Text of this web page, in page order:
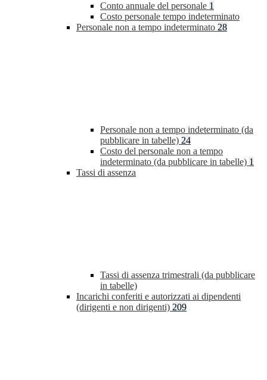
Conto annuale del personale 1
Costo personale tempo indeterminato
Personale non a tempo indeterminato 28
Personale non a tempo indeterminato (da
pubblicare in tabelle) 24
Costo del personale non a tempo
indeterminato (da pubblicare in tabelle) 1
Tassi di assenza
Tassi di assenza trimestrali (da pubblicare
in tabelle)
Incarichi conferiti e autorizzati ai dipendenti
(dirigenti e non dirigenti) 209